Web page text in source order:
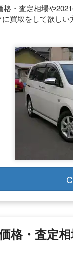
・査定相場や
買取をして欲し
格・査定